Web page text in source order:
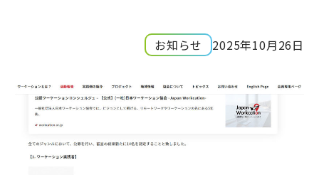
お知らせ 2025年10月26日